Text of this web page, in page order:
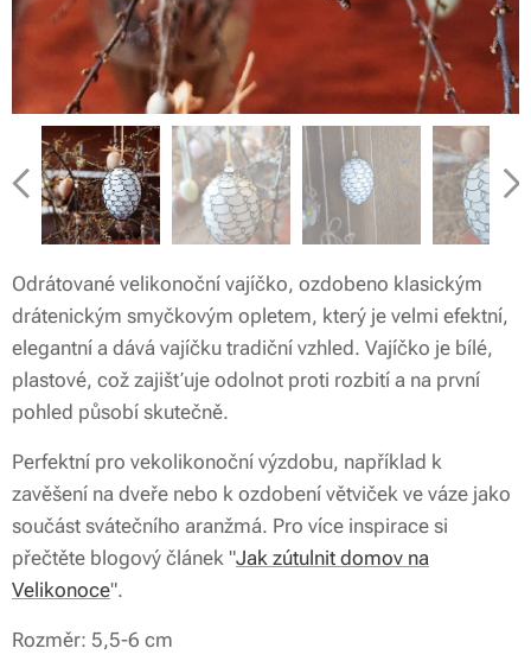
Odrátované velikonoční vajíčko, ozdobeno klasickým
drátenickým smyčkovým opletem, který je velmi efektní,
elegantní a dává vajíčku tradiční vzhled. Vajíčko je bílé,
plastové, což zajišťuje odolnot proti rozbití a na první
pohled působí skutečně.
Perfektní pro vekolikonoční výzdobu, například k
zavěšení na dveře nebo k ozdobení větviček ve váze jako
součást svátečního aranžmá. Pro více inspirace si
přečtěte blogový článek "Jak zútulnit domov na
Velikonoce".
Rozměr: 5,5-6 cm